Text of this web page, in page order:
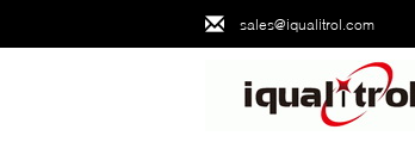
sales@iqualitrol.com